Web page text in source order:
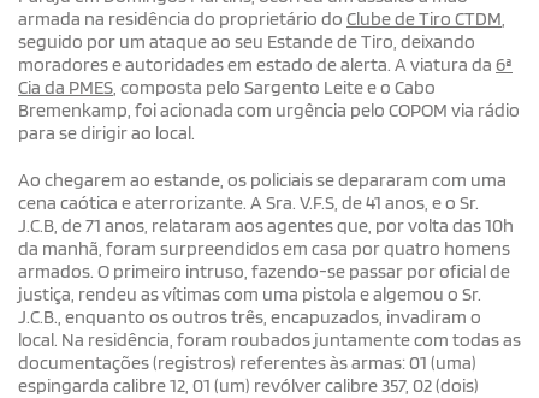
armada na residência do proprietário do Clube de Tiro CTDM,
seguido por um ataque ao seu Estande de Tiro, deixando
moradores e autoridades em estado de alerta. A viatura da 6ª
Cia da PMES, composta pelo Sargento Leite e o Cabo
Bremenkamp, foi acionada com urgência pelo COPOM via rádio
para se dirigir ao local.
Ao chegarem ao estande, os policiais se depararam com uma
cena caótica e aterrorizante. A Sra. V.F.S, de 41 anos, e o Sr.
J.C.B, de 71 anos, relataram aos agentes que, por volta das 10h
da manhã, foram surpreendidos em casa por quatro homens
armados. O primeiro intruso, fazendo-se passar por oficial de
justiça, rendeu as vítimas com uma pistola e algemou o Sr.
J.C.B., enquanto os outros três, encapuzados, invadiram o
local. Na residência, foram roubados juntamente com todas as
documentações (registros) referentes às armas: 01 (uma)
espingarda calibre 12, 01 (um) revólver calibre 357, 02 (dois)